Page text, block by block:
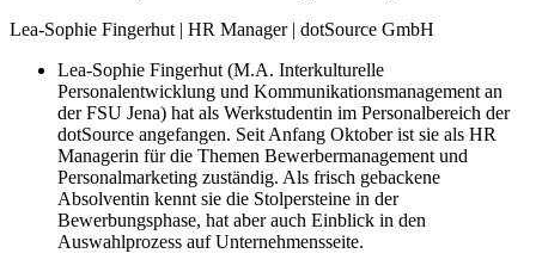
Lea-Sophie Fingerhut | HR Manager | dotSource GmbH
Lea-Sophie Fingerhut (M.A. Interkulturelle
Personalentwicklung und Kommunikationsmanagement an
der FSU Jena) hat als Werkstudentin im Personalbereich der
dotSource angefangen. Seit Anfang Oktober ist sie als HR
Managerin für die Themen Bewerbermanagement und
Personalmarketing zuständig. Als frisch gebackene
Absolventin kennt sie die Stolpersteine in der
Bewerbungsphase, hat aber auch Einblick in den
Auswahlprozess auf Unternehmensseite.